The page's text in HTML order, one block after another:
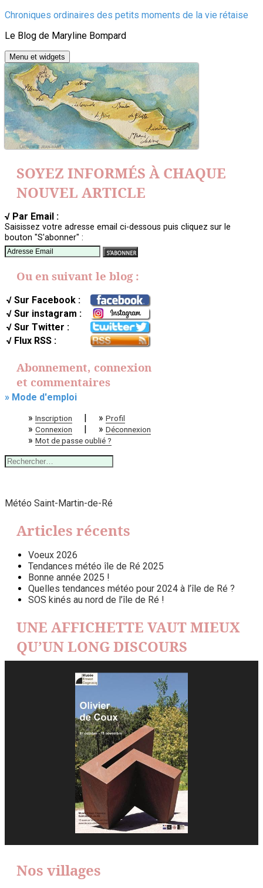
Aller
contenu
Chroniques ordinaires des petits moments de la vie rétaise
Le Blog de Maryline Bompard
Menu et widgets
SOYEZ INFORMÉS À CHAQUE
NOUVEL ARTICLE
√ Par Email :
Saisissez votre adresse email ci-dessous puis cliquez sur le
bouton "S'abonner" :
Ou en suivant le blog :
√ Sur Facebook :
√ Sur instagram :
√ Sur Twitter :
√ Flux RSS :
Abonnement, connexion
et commentaires
» Mode d'emploi
» Inscription | » Profil
» Connexion | » Déconnexion
» Mot de passe oublié ?
Rechercher :
Météo Saint-Martin-de-Ré
Articles récents
Voeux 2026
Tendances météo île de Ré 2025
Bonne année 2025 !
Quelles tendances météo pour 2024 à l’île de Ré ?
SOS kinés au nord de l’île de Ré !
UNE AFFICHETTE VAUT MIEUX
QU’UN LONG DISCOURS
Nos villages